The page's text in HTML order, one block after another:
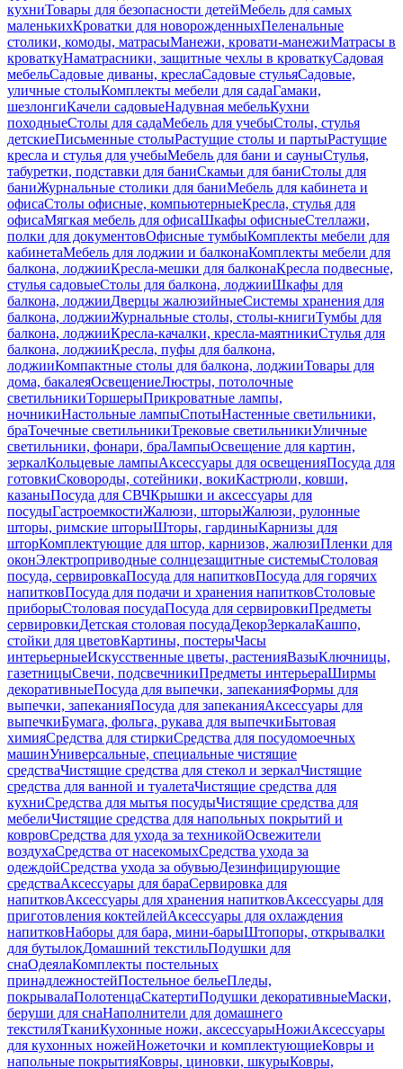
кухниТовары для безопасности детейМебель для самых
маленькихКроватки для новорожденныхПеленальные
столики, комоды, матрасыМанежи, кровати-манежиМатрасы в
кроваткуНаматрасники, защитные чехлы в кроваткуСадовая
мебельСадовые диваны, креслаСадовые стульяСадовые,
уличные столыКомплекты мебели для садаГамаки,
шезлонгиКачели садовыеНадувная мебельКухни
походныеСтолы для садаМебель для учебыСтолы, стулья
детскиеПисьменные столыРастущие столы и партыРастущие
кресла и стулья для учебыМебель для бани и сауныСтулья,
табуретки, подставки для баниСкамьи для баниСтолы для
баниЖурнальные столики для баниМебель для кабинета и
офисаСтолы офисные, компьютерныеКресла, стулья для
офисаМягкая мебель для офисаШкафы офисныеСтеллажи,
полки для документовОфисные тумбыКомплекты мебели для
кабинетаМебель для лоджии и балконаКомплекты мебели для
балкона, лоджииКресла-мешки для балконаКресла подвесные,
стулья садовыеСтолы для балкона, лоджииШкафы для
балкона, лоджииДверцы жалюзийныеСистемы хранения для
балкона, лоджииЖурнальные столы, столы-книгиТумбы для
балкона, лоджииКресла-качалки, кресла-маятникиСтулья для
балкона, лоджииКресла, пуфы для балкона,
лоджииКомпактные столы для балкона, лоджииТовары для
дома, бакалеяОсвещениеЛюстры, потолочные
светильникиТоршерыПрикроватные лампы,
ночникиНастольные лампыСпотыНастенные светильники,
браТочечные светильникиТрековые светильникиУличные
светильники, фонари, браЛампыОсвещение для картин,
зеркалКольцевые лампыАксессуары для освещенияПосуда для
готовкиСковороды, сотейники, вокиКастрюли, ковши,
казаныПосуда для СВЧКрышки и аксессуары для
посудыГастроемкостиЖалюзи, шторыЖалюзи, рулонные
шторы, римские шторыШторы, гардиныКарнизы для
шторКомплектующие для штор, карнизов, жалюзиПленки для
оконЭлектроприводные солнцезащитные системыСтоловая
посуда, сервировкаПосуда для напитковПосуда для горячих
напитковПосуда для подачи и хранения напитковСтоловые
приборыСтоловая посудаПосуда для сервировкиПредметы
сервировкиДетская столовая посудаДекорЗеркалаКашпо,
стойки для цветовКартины, постерыЧасы
интерьерныеИскусственные цветы, растенияВазыКлючницы,
газетницыСвечи, подсвечникиПредметы интерьераШирмы
декоративныеПосуда для выпечки, запеканияФормы для
выпечки, запеканияПосуда для запеканияАксессуары для
выпечкиБумага, фольга, рукава для выпечкиБытовая
химияСредства для стиркиСредства для посудомоечных
машинУниверсальные, специальные чистящие
средстваЧистящие средства для стекол и зеркалЧистящие
средства для ванной и туалетаЧистящие средства для
кухниСредства для мытья посудыЧистящие средства для
мебелиЧистящие средства для напольных покрытий и
ковровСредства для ухода за техникойОсвежители
воздухаСредства от насекомыхСредства ухода за
одеждойСредства ухода за обувьюДезинфицирующие
средстваАксессуары для бараСервировка для
напитковАксессуары для хранения напитковАксессуары для
приготовления коктейлейАксессуары для охлаждения
напитковНаборы для бара, мини-барыШтопоры, открывалки
для бутылокДомашний текстильПодушки для
снаОдеялаКомплекты постельных
принадлежностейПостельное бельеПледы,
покрывалаПолотенцаСкатертиПодушки декоративныеМаски,
беруши для снаНаполнители для домашнего
текстиляТканиКухонные ножи, аксессуарыНожиАксессуары
для кухонных ножейНожеточки и комплектующиеКовры и
напольные покрытияКовры, циновки, шкурыКовры,